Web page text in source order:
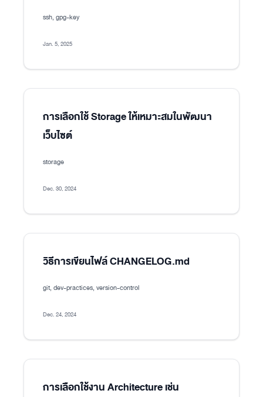
ssh, gpg-key
Jan. 5, 2025
การเลือกใช้ Storage ให้เหมาะสมในพัฒนา
เว็บไซต์
storage
Dec. 30, 2024
วิธีการเขียนไฟล์ CHANGELOG.md
git, dev-practices, version-control
Dec. 24, 2024
การเลือกใช้งาน Architecture เช่น